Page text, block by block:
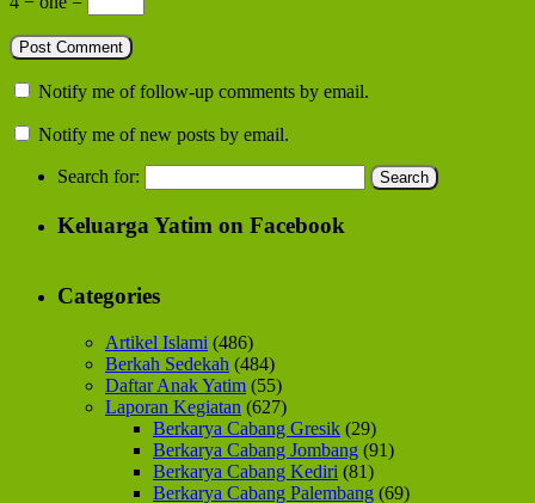
Notify me of follow-up comments by email.
Notify me of new posts by email.
Search for:
Keluarga Yatim on Facebook
Categories
Artikel Islami (486)
Berkah Sedekah (484)
Daftar Anak Yatim (55)
Laporan Kegiatan (627)
Berkarya Cabang Gresik (29)
Berkarya Cabang Jombang (91)
Berkarya Cabang Kediri (81)
Berkarya Cabang Palembang (69)